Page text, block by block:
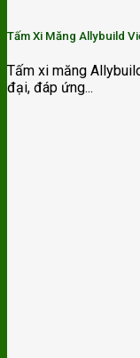
Tấm Xi Măng Allybuild
Tấm xi măng
đại, đáp ứng...